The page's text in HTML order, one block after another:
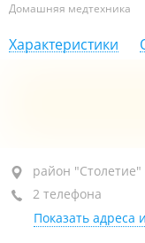
Домашняя медтехника
Характеристики
район "Столетие",
+7 924 373-53-91
+7 924 373-52-58
район "Столетие"
2 телефона
Показать адреса